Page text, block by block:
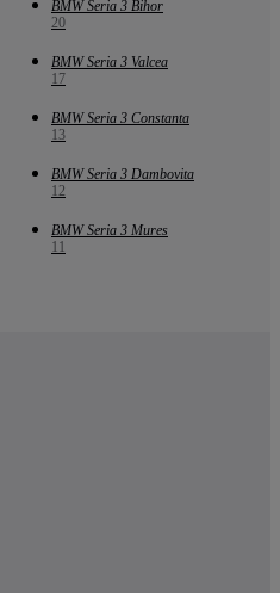
BMW Seria 3 Bihor
20
BMW Seria 3 Valcea
17
BMW Seria 3 Constanta
13
BMW Seria 3 Dambovita
12
BMW Seria 3 Mures
11